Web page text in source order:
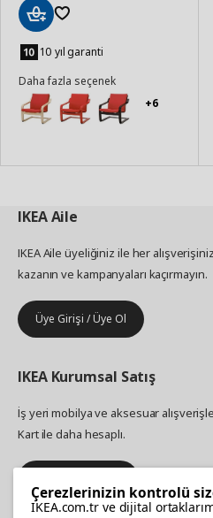
Ekle 10 yıl garanti
Daha fazla seçenek
+6
IKEAAile
IKEA Aile üyeliğiniz ile her
kazanın ve kampanyaları kaçırmayın.
Üye Girişi / Üye Ol
IKEA Kurumsal Satış
İş yeri mobilya ve aksesuar
Kart ile daha hesaplı.
Çerezlerinizin kontrolü
IKEA.com.tr ve dijital